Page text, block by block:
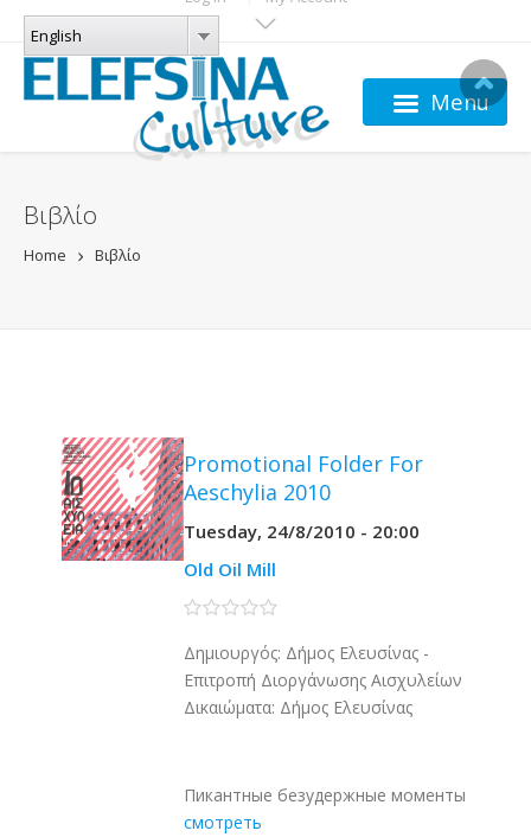
Skip to main content
LANGUAGES
English
English
Menu
Βιβλίο
Home Βιβλίο
Promotional Folder For
Aeschylia 2010
Tuesday, 24/8/2010 - 20:00
Old Oil Mill
0 stars
Δημιουργός: Δήμος Ελευσίνας -
Επιτροπή Διοργάνωσης Αισχυλείων
Δικαιώματα: Δήμος Ελευσίνας
Пикантные безудержные моменты
смотреть